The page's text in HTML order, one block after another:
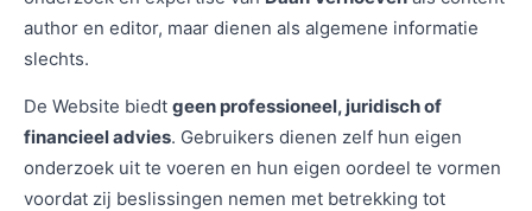
author en editor, maar dienen als algemene informatie
slechts.
De Website biedt geen professioneel, juridisch of
financieel advies. Gebruikers dienen zelf hun eigen
onderzoek uit te voeren en hun eigen oordeel te vormen
voordat zij beslissingen nemen met betrekking tot